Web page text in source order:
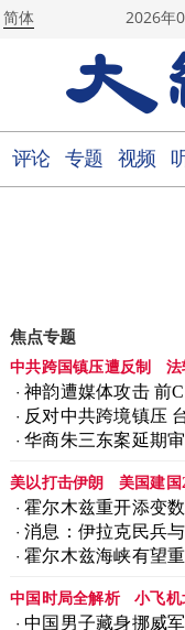
简体 2026年
评论 专题 视频
焦点专题
中共跨国镇压遭反制 法
神韵遭媒体攻击 前
反对中共跨境镇压
华商朱三东案延期
美以打击伊朗 美国建国
霍尔木兹重开添变
消息：伊拉克民兵
霍尔木兹海峡有望
中国时局全解析 小飞机
中国男子藏身挪威